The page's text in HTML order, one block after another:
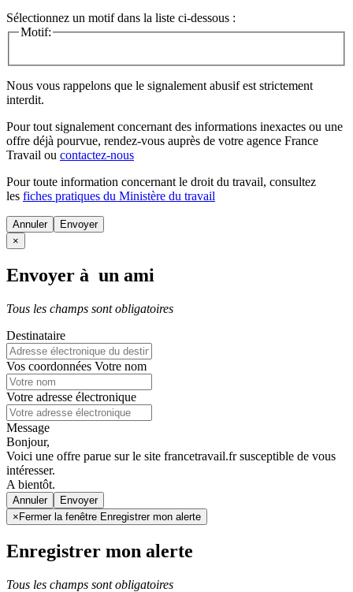
Sélectionnez un motif dans la liste ci-dessous :
Motif:
Nous vous rappelons que le signalement abusif est strictement
interdit.
Pour tout signalement concernant des informations inexactes ou une
offre déjà pourvue, rendez-vous auprès de votre agence France
Travail ou contactez-nous
Pour toute information concernant le droit du travail, consultez
les fiches pratiques du Ministère du travail
Annuler
×
Envoyer à un ami
Tous les champs sont obligatoires
Destinataire
Vos coordonnées Votre nom
Votre adresse électronique
Message
Bonjour,
Voici une offre parue sur le site francetravail.fr susceptible de vous
intéresser.
A bientôt.
Annuler
× Fermer la fenêtre Enregistrer mon alerte
Enregistrer mon alerte
Tous les champs sont obligatoires